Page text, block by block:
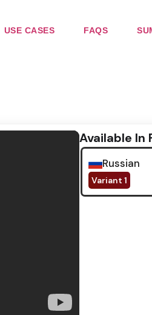
USE CASES FAQS
Available In
Russian
Variant 1